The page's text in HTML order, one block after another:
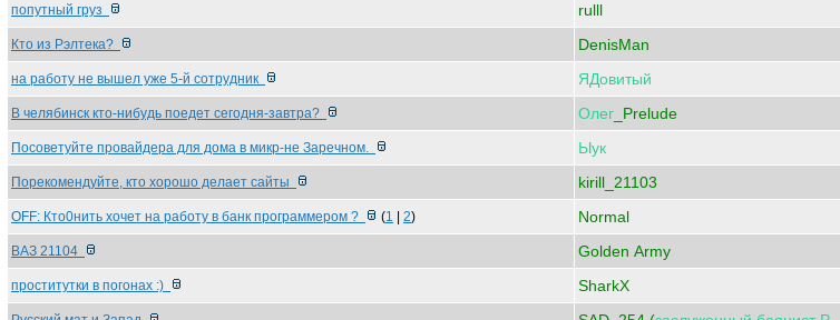
попутный груз rulll
Кто из Рэлтека? DenisMan
на работу не вышел уже 5-й сотрудник ЯДовитый
В челябинск кто-нибудь поедет сегодня-завтра? Олег _Prelude
Посоветуйте провайдера для дома в микр-не Заречном. Ыук
Порекомендуйте, кто хорошо делает сайты kirill_21103
OFF: Кто0нить хочет на работу в банк программером ? (1 2) Normal
ВАЗ 21104 Golden Army
проститутки в погонах :) SharkX